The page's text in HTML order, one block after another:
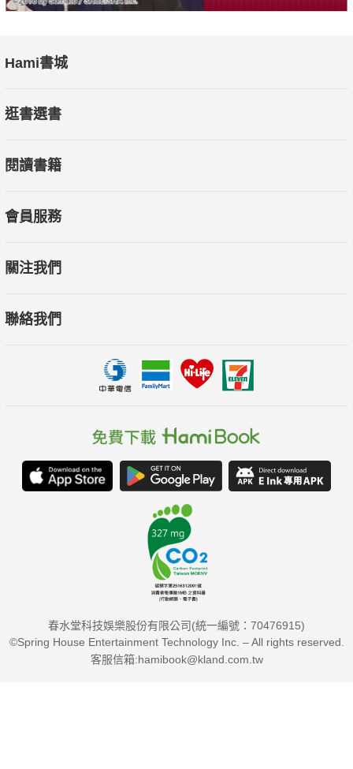
一顆用迷信包裹的解藥時──那麼我才會原諒後者的行為，因為我
為靈魂的一部分，並且在謬誤變得乾燥或是表皮脫落之後，依然
信，以及與他同時代的其他人回憶錄中收集所成。全書內容從愛
友，人生大半時光都與老師同住一處，且經長期的相處與共事，
Hami書城
逛書選書
閱讀書籍
會員服務
關注我們
聯絡我們
春水堂科技娛樂股份有限公司(統一編號：70476915)
©Spring House Entertainment Technology Inc. – All rights reserved.
客服信箱:hamibook@kland.com.tw